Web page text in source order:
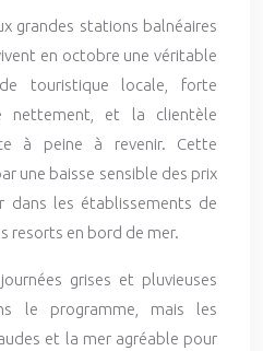
grandes stations balnéaires
en octobre une véritable
touristique locale, forte
nettement, et la clientèle
à peine à revenir. Cette
une baisse sensible des prix
dans les établissements de
resorts en bord de mer.
grises et pluvieuses
le programme, mais les
et la mer agréable pour